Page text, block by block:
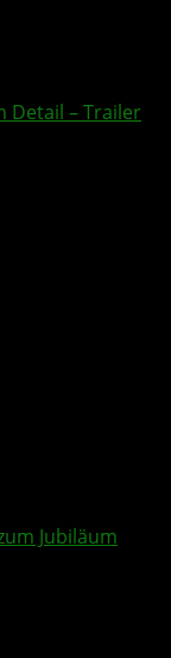
Detail – Trailer
Jubiläum